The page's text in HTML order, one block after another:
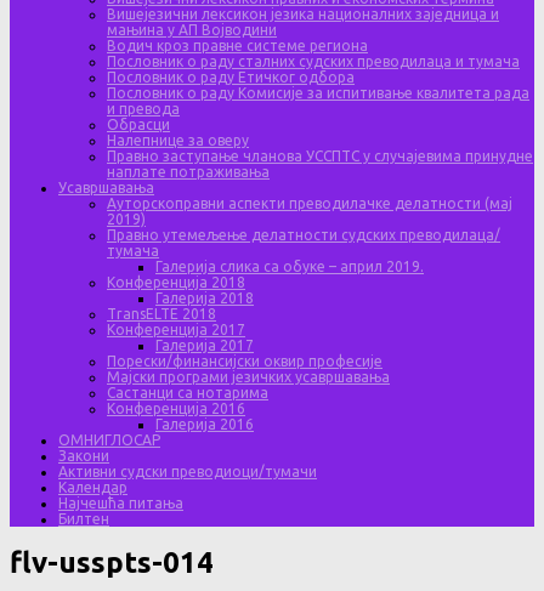
Вишејезични лексикон језика националних заједница и
мањина у АП Војводини
Водич кроз правне системе региона
Пословник о раду сталних судских преводилаца и тумача
Пословник о раду Етичког одбора
Пословник о раду Комисије за испитивање квалитета рада
и превода
Обрасци
Налепнице за оверу
Правно заступање чланова УССПТС у случајевима принудне
наплате потраживања
Усавршавања
Ауторскоправни аспекти преводилачке делатности (мај
2019)
Правно утемељење делатности судских преводилаца/
тумача
Галерија слика са обуке – април 2019.
Конференција 2018
Галерија 2018
TransELTE 2018
Конференција 2017
Галерија 2017
Порески/финансијски оквир професије
Мајски програми језичких усавршавања
Састанци са нотарима
Конференција 2016
Галерија 2016
ОМНИГЛОСАР
Закони
Активни судски преводиоци/тумачи
Календар
Најчешћа питања
Билтен
flv-usspts-014